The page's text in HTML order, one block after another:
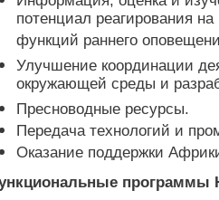
потенциал реагирования
функций раннего
Улучшение координации
окружающей среды и
Пресноводные ресурсы.
Передача технологий и
Оказание поддержки